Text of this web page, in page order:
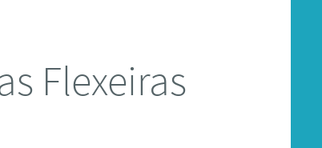
Flexeiras